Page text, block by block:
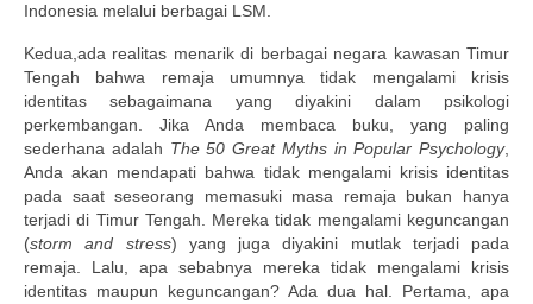
Indonesia melalui berbagai LSM.
Kedua,ada realitas menarik di berbagai negara kawasan Timur
Tengah bahwa remaja umumnya tidak mengalami krisis
identitas sebagaimana yang diyakini dalam psikologi
perkembangan. Jika Anda membaca buku, yang paling
sederhana adalah The 50 Great Myths in Popular Psychology,
Anda akan mendapati bahwa tidak mengalami krisis identitas
pada saat seseorang memasuki masa remaja bukan hanya
terjadi di Timur Tengah. Mereka tidak mengalami keguncangan
(storm and stress) yang juga diyakini mutlak terjadi pada
remaja. Lalu, apa sebabnya mereka tidak mengalami krisis
identitas maupun keguncangan? Ada dua hal. Pertama, apa